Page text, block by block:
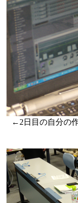
←2日目の自分の